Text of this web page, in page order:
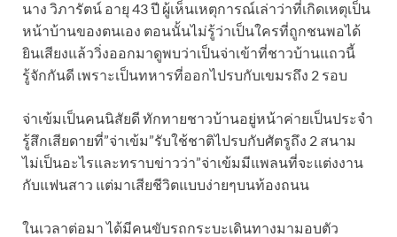
นาง วิภารัตน์ อายุ 43 ปี ผู้เห็นเหตุการณ์เล่าว่าที่เกิดเหตุเป็น
หน้าบ้านของตนเอง ตอนนั้นไม่รู้ว่าเป็นใครที่ถูกชนพอได้
ยินเสียงแล้ววิ่งออกมาดูพบว่าเป็นจ่าเข้าที่ชาวบ้านแถวนี้
รู้จักกันดี เพราะเป็นทหารที่ออกไปรบกับเขมรถึง 2 รอบ
จ่าเข้มเป็นคนนิสัยดี ทักทายชาวบ้านอยู่หน้าค่ายเป็นประจำ
รู้สึกเสียดายที่”จ่าเข้ม”รับใช้ชาติไปรบกับศัตรูถึง 2 สนาม
ไม่เป็นอะไรและทราบข่าวว่า”จ่าเข้มมีแพลนที่จะแต่งงาน
กับแฟนสาว แต่มาเสียชีวิตแบบง่ายๆบนท้องถนน
ในเวลาต่อมา ได้มีคนขับรถกระบะเดินทางมามอบตัว